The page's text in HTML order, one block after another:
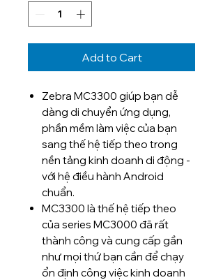
Add to Cart
Zebra MC3300 giúp bạn dễ
dàng di chuyển ứng dụng,
phần mềm làm việc của bạn
sang thế hệ tiếp theo trong
nền tảng kinh doanh di động -
với hệ điều hành Android
chuẩn.
MC3300 là thế hệ tiếp theo
của series MC3000 đã rất
thành công và cung cấp gần
như mọi thứ bạn cần để chạy
ổn định công việc kinh doanh